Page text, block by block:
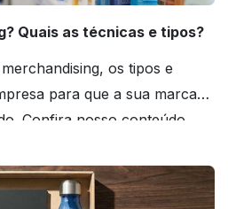
Quais as técnicas e tipos?
os tipos e
para que a sua marca
Confira nosso conteúdo